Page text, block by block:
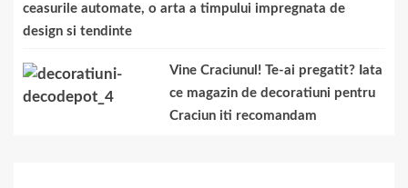
ceasurile automate, o arta a timpului impregnata de
design si tendinte
Vine Craciunul! Te-ai pregatit? Iata
ce magazin de decoratiuni pentru
Craciun iti recomandam